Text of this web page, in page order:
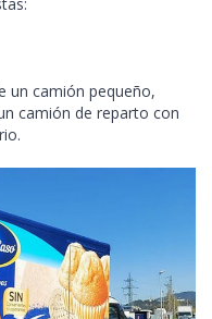
un camión pequeño,
camión de reparto con